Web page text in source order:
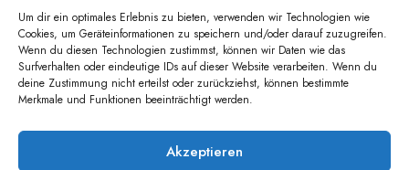
Um dir ein optimales Erlebnis zu bieten, verwenden wir Technologien wie
Cookies, um Geräteinformationen zu speichern und/oder darauf zuzugreifen.
Wenn du diesen Technologien zustimmst, können wir Daten wie das
Surfverhalten oder eindeutige IDs auf dieser Website verarbeiten. Wenn du
deine Zustimmung nicht erteilst oder zurückziehst, können bestimmte
Merkmale und Funktionen beeinträchtigt werden.
Akzeptieren
KAUF WIDERRUFEN
Widerrufbutton